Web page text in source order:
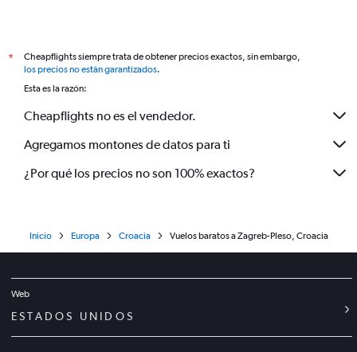
*
Cheapflights siempre trata de obtener precios exactos, sin embargo,
los precios no están garantizados.
Esta es la razón:
Cheapflights no es el vendedor.
Agregamos montones de datos para ti
¿Por qué los precios no son 100% exactos?
Inicio Europa Croacia Vuelos baratos a Zagreb-Pleso, Croacia
Web
ESTADOS UNIDOS